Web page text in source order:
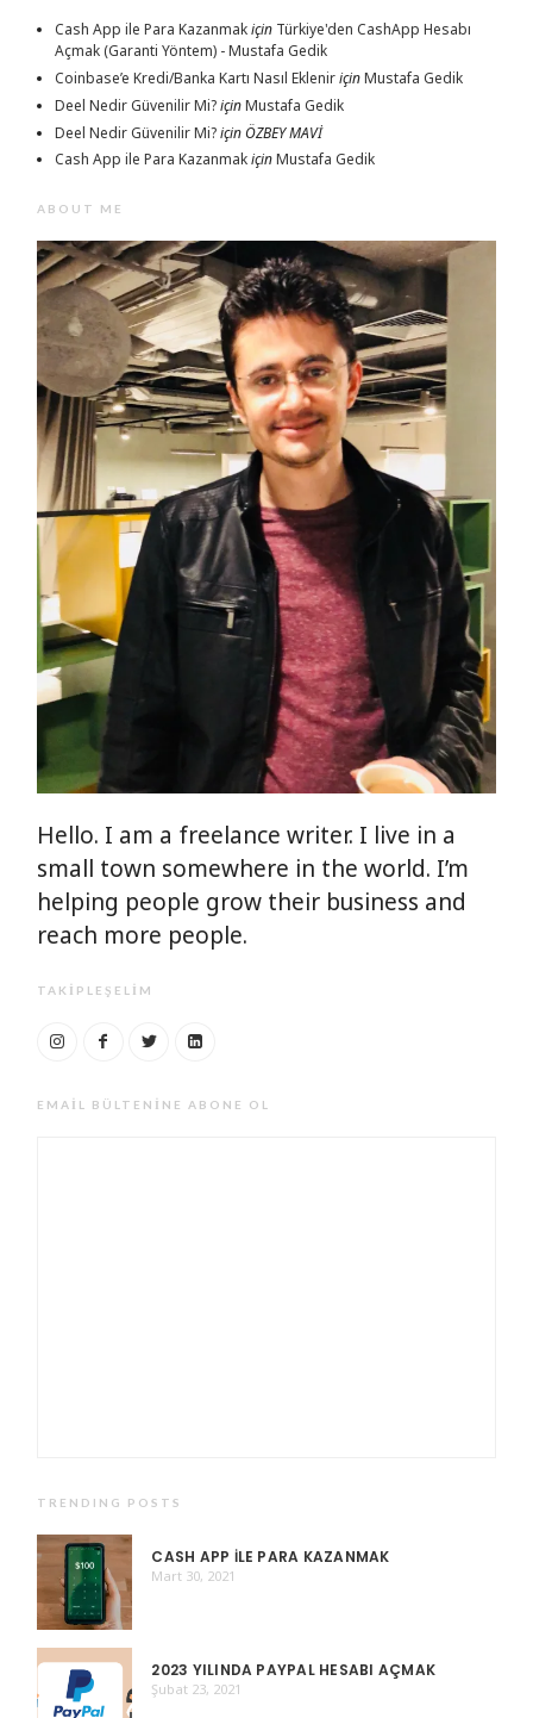
Cash App ile Para Kazanmakiçin Türkiye'den CashApp Hesabı
Açmak (Garanti Yöntem) - Mustafa Gedik
Coinbase’e Kredi/Banka Kartı Nasıl EkleniriçinMustafa Gedik
Deel Nedir Güvenilir Mi?içinMustafa Gedik
Deel Nedir Güvenilir Mi?içinÖZBEY MAVİ
Cash App ile Para KazanmakiçinMustafa Gedik
ABOUT ME
Hello. I am a freelance writer. I live in a
small town somewhere in the world. I’m
helping people grow their business and
reach more people.
TAKIPLEŞELIM
EMAIL BÜLTENINE ABONE OL
TRENDING POSTS
CASH APP ILE PARA KAZANMAK
Mart 30, 2021
2023 YILINDA PAYPAL HESABI AÇMAK
Şubat 23, 2021